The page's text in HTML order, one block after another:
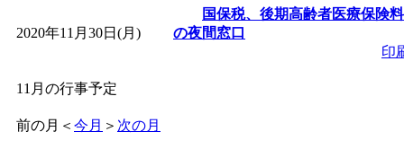
2020年11月30日(月)
国保税、後期高齢者医療保険料
の夜間窓口
印
11月の行事予定
前の月 ＜ 今月 ＞ 次の月